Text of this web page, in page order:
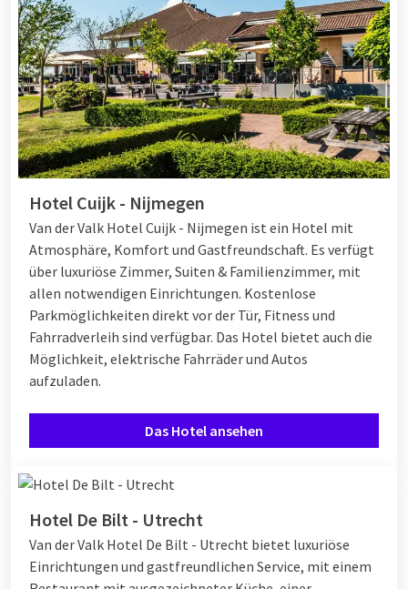
Hotel Cuijk - Nijmegen
Van der Valk Hotel Cuijk - Nijmegen ist ein Hotel mit
Atmosphäre, Komfort und Gastfreundschaft. Es verfügt
über luxuriöse Zimmer, Suiten & Familienzimmer, mit
allen notwendigen Einrichtungen. Kostenlose
Parkmöglichkeiten direkt vor der Tür, Fitness und
Fahrradverleih sind verfügbar. Das Hotel bietet auch die
Möglichkeit, elektrische Fahrräder und Autos
aufzuladen.
Das Hotel ansehen
Hotel De Bilt - Utrecht
Van der Valk Hotel De Bilt - Utrecht bietet luxuriöse
Einrichtungen und gastfreundlichen Service, mit einem